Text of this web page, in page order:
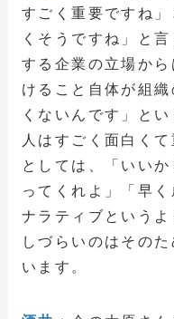
すごく重要ですね
くそうですね」と
する企業の立場か
けること自体が組
くないんです」と
人はすごく面白く
としては、「いい
ってくれよ」「早
ナラティブという
しづらいのはその
います。